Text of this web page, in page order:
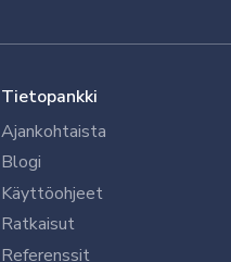
Tietopankki
Ajankohtaista
Blogi
Käyttöohjeet
Ratkaisut
Referenssit